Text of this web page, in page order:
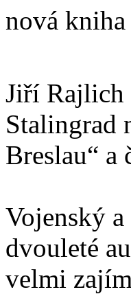
nová kniha
Jiří Rajlich
Stalingrad
Breslau“ a
Vojenský
dvouleté
velmi